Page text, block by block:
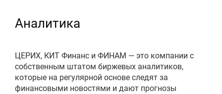
Аналитика
ЦЕРИХ, КИТ Финанс и ФИНАМ — это компании с
собственным штатом биржевых аналитиков,
которые на регулярной основе следят за
финансовыми новостями и дают прогнозы